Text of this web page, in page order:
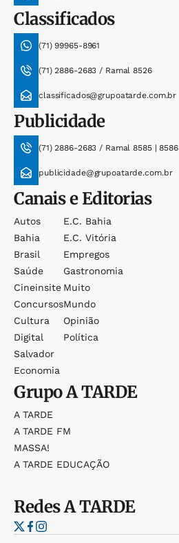
Classificados
(71) 99965-8961
(71) 2886-2683 / Ramal 8526
classificados@grupoatarde.com.br
Publicidade
(71) 2886-2683 / Ramal 8585 | 8586
publicidade@grupoatarde.com.br
Canais e Editorias
Autos
Bahia
Brasil
Saúde
Cineinsite
Concursos
Cultura
Digital
Salvador
Economia
E.c. Bahia
E.c. Vitória
Empregos
Gastronomia
Muito
Mundo
Opinião
Política
GrupoA TARDE
A TARDE
A TARDE FM
MASSA!
A TARDE EDUCAÇÃO
RedesA TARDE